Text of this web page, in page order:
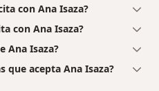
con Ana Isaza?
con Ana Isaza?
Ana Isaza?
que acepta Ana Isaza?